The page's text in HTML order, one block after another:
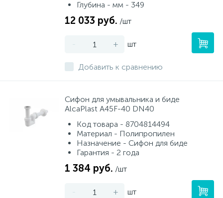
Глубина - мм - 349
12 033 руб. /шт
- + шт
Добавить к сравнению
Сифон для умывальника и биде
AlcaPlast A45F-40 DN40
Код товара - 8704814494
Материал - Полипропилен
Назначение - Сифон для биде
Гарантия - 2 года
1 384 руб. /шт
- + шт